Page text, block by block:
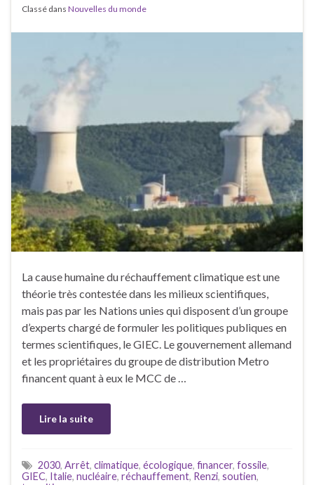
Classé dans Nouvelles du monde
La cause humaine du réchauffement climatique est une
théorie très contestée dans les milieux scientifiques,
mais pas par les Nations unies qui disposent d’un groupe
d’experts chargé de formuler les politiques publiques en
termes scientifiques, le GIEC. Le gouvernement allemand
et les propriétaires du groupe de distribution Metro
financent quant à eux le MCC de …
Lire la suite
2030, Arrêt, climatique, écologique, financer, fossile,
GIEC, Italie, nucléaire, réchauffement, Renzi, soutien,